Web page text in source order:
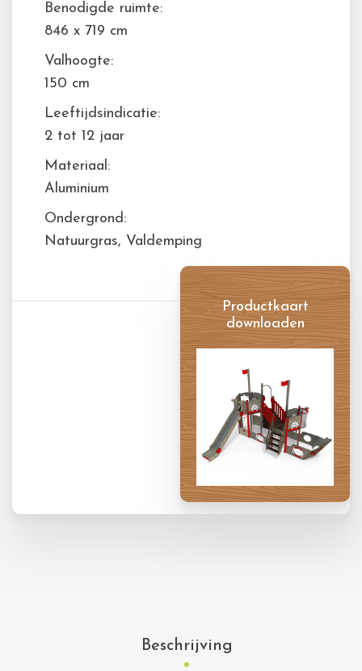
Benodigde ruimte:
846 x 719 cm
Valhoogte:
150 cm
Leeftijdsindicatie:
2 tot 12 jaar
Materiaal:
Aluminium
Ondergrond:
Natuurgras, Valdemping
Productkaart
downloaden
Beschrijving